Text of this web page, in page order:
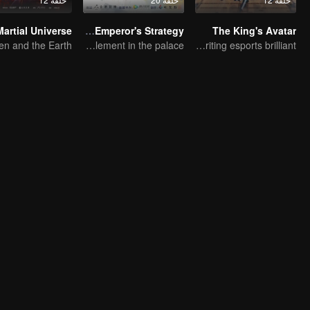
The King's Avatar
Ten years of blood writing esports brilliant
The Emperor's Strategy
Entanglement in the palace
Universe